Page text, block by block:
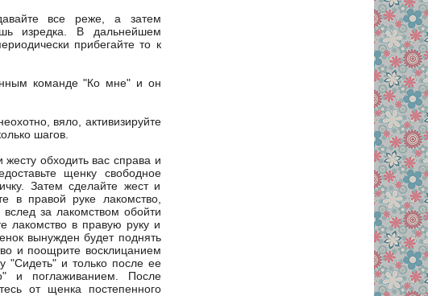
все реже, а затем
изредка. В дальнейшем
прибегайте то к
команде "Ко мне" и он
вяло, активизируйте
шагов.
обходить вас справа и
щенку свободное
Затем сделайте жест и
в правой руке лакомство,
за лакомством обойти
лакомство в правую руку и
вынужден будет поднять
и поощрите восклицанием
"Сидеть" и только после ее
и поглаживанием. После
от щенка постепенного